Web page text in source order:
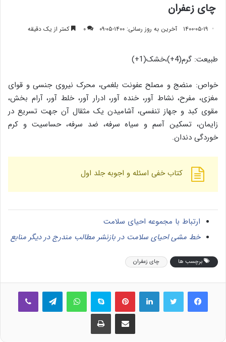
چای زعفران
۱۴۰۰-۰۵-۱۹ آخرین به روز رسانی: ۱۴۰۰-۰۵-۰۹ ۰ کمتر از یک دقیقه
طبیعت: گرم(4+)،خشک(1+)
خواص: منضج و مصلح عفونت بلغمی، محرک نیروی جنسی و قوای
مغزی، مفرح، نشاط آور، خنده آور، ادرار آور، خلط آور، آرام بخش،
مقوی کبد و جهاز تنفسی، آشامیدن یک مثقال آن جهت تسریع در
زایمان، تسکین آسم و سیاه سرفه، ضد سرفه، حساسیت و کرم
خوردگی دندان.
کتاب خفی اسئله و اجوبه جلد اول
ارتباط با مجموعه احیای سلامت
خط مشی احیای سلامت در بازنشر مطالب مندرج در دیگر منابع
برچسب ها چای زعفران
فیس بوک لینکدین ‫پین‌ترست اسکایپ واتس آپ
اشتراک گذاری از طریق ایمیل چاپ